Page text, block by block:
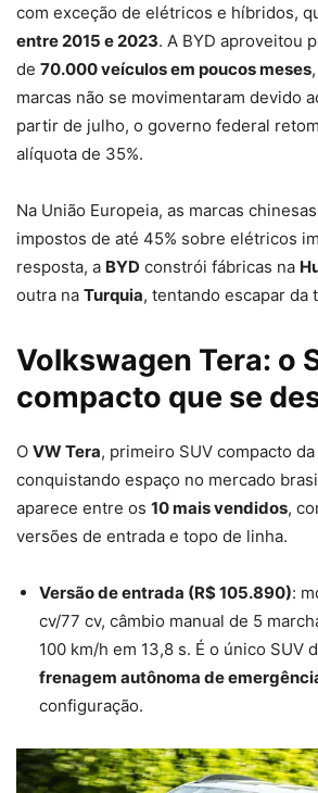
com exceção de elétricos e híbridos,
entre 2015 e 2023. A BYD aproveitou
de 70.000 veículos em poucos meses
marcas não se movimentaram devido
partir de julho, o governo federal
alíquota de 35%.
Na União Europeia, as marcas
impostos de até 45% sobre elétricos
resposta, a BYD constrói fábricas na
outra na Turquia, tentando escapar da
Volkswagen Tera: o
compacto que se
O VW Tera, primeiro SUV compacto
conquistando espaço no mercado
aparece entre os 10 mais vendidos,
versões de entrada e topo de linha.
Versão de entrada (R$ 105.890):
cv/77 cv, câmbio manual de 5
100 km/h em 13,8 s. É o único SUV
frenagem autônoma de
configuração.